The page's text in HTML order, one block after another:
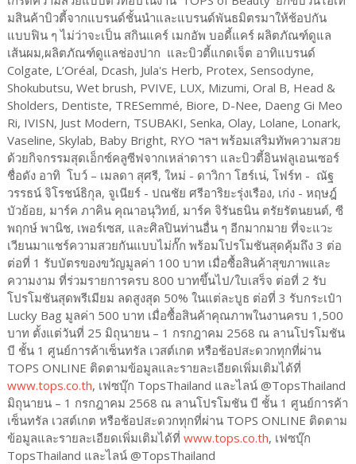
มสินค้าบิวตี้จากแบรนด์ชั้นนำและแบรนด์พันธมิตรมาให้ช้อปกัน
แบบฟิน ๆ ไม่ว่าจะเป็น สกินแคร์ เมกอัพ บอดี้แคร์ ผลิตภัณฑ์ดูแล
เส้นผม,ผลิตภัณฑ์ดูแลช่องปาก และบิวตี้แกดเจ็ต อาทิแบรนด์
Colgate, L’Oréal, Dcash, Jula's Herb, Protex, Sensodyne,
Shokubutsu, Wet brush, PVIVE, LUX, Mizumi, Oral B, Head &
Sholders, Dentiste, TRESemmé, Biore, D-Nee, Daeng Gi Meo
Ri, IVISN, Just Modern, TSUBAKI, Senka, Olay, Lolane, Lonark,
Vaseline, Skylab, Baby Bright, RYO ฯลฯ พร้อมเสริมทัพความสวย
ด้วยกิจกรรมสุดเอ็กซ์คลูซีฟจากเหล่าดารา และบิวตี้อินฟลูเอนเซอร์
ชื่อดัง อาทิ โบว์ – เมลดา สุศรี, ใหม่ - ดาวิกา โฮร์เน่, โฟร์ท - ณัฐ
วรรธน์ จิโรชน์ธิกุล, จูเนียร์ - ปณชัย ศรีอาริยะรุ่งเรือง, เก่ง - หฤษฎ์
บัวย้อย, มาร์ค ภาคิน คุณาอนุวิทย์, มาร์ค จิรันธนิน ตรัยรัตนยนต์, ซี
พฤกษ์ พานิช, เพอร์เซส, และศิลปินท่านอื่น ๆ อีกมากมาย ที่จะแวะ
เวียนมาแชร์ความสวยกันแบบไม่กั๊ก พร้อมโปรโมชันสุดคุ้มถึง 3 ต่อ
ต่อที่ 1 รับบัตรของขวัญมูลค่า 100 บาท เมื่อซื้อสินค้าสุขภาพและ
ความงาม ที่ร่วมรายการครบ 800 บาทขึ้นไป/ใบเสร็จ ต่อที่ 2 รับ
โปรโมชันสุดพรีเมียม ลดสูงสุด 50% ในแต่ละบูธ ต่อที่ 3 รับกระเป๋า
Lucky Bag มูลค่า 500 บาท เมื่อซื้อสินค้าคุณภาพในงานครบ 1,500
บาท ตั้งแต่วันที่ 25 มิถุนายน – 1 กรกฎาคม 2568 ณ ลานโปรโมชัน
บี ชั้น 1 ศูนย์การค้าเซ็นทรัล เวสต์เกต หรือช้อปสะดวกทุกที่ผ่าน
TOPS ONLINE ติดตามข้อมูลและรายละเอียดเพิ่มเติมได้ที่
www.tops.co.th, เฟซบุ๊ก TopsThailand และไลน์ @TopsThailand
มิถุนายน – 1 กรกฎาคม 2568 ณ ลานโปรโมชัน บี ชั้น 1 ศูนย์การค้า
เซ็นทรัล เวสต์เกต หรือช้อปสะดวกทุกที่ผ่าน TOPS ONLINE ติดตาม
ข้อมูลและรายละเอียดเพิ่มเติมได้ที่ www.tops.co.th, เฟซบุ๊ก
TopsThailand และไลน์ @TopsThailand